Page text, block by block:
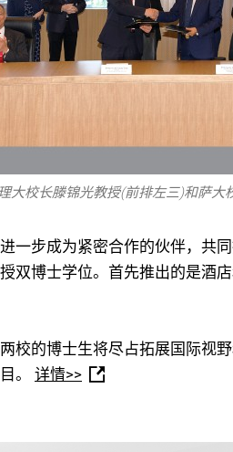
大校长滕锦光教授(前排左三)和萨大
一步成为紧密合作的伙伴，共
双博士学位。首先推出的是酒
校的博士生将尽占拓展国际视
。 详情>>